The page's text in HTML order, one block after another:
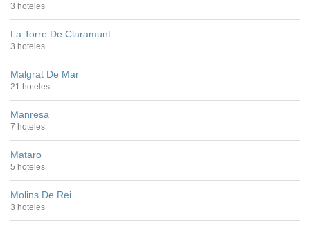
3 hoteles
La Torre De Claramunt
3 hoteles
Malgrat De Mar
21 hoteles
Manresa
7 hoteles
Mataro
5 hoteles
Molins De Rei
3 hoteles